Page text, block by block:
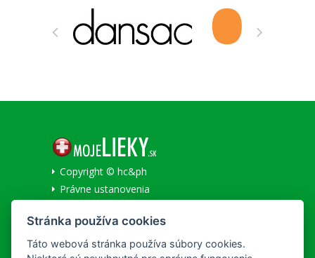
Copyright © hc&ph
Právne ustanovenia
Informácie o cookies
Národné centrum zdravotníckych informácií
Stránka používa cookies
Táto webová stránka používa súbory cookies.